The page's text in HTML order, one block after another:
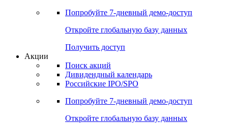
Попробуйте 7-дневный демо-доступ
Откройте глобальную базу данных
Получить доступ
Акции
Поиск акций
Дивидендный календарь
Российские IPO/SPO
Попробуйте 7-дневный демо-доступ
Откройте глобальную базу данных